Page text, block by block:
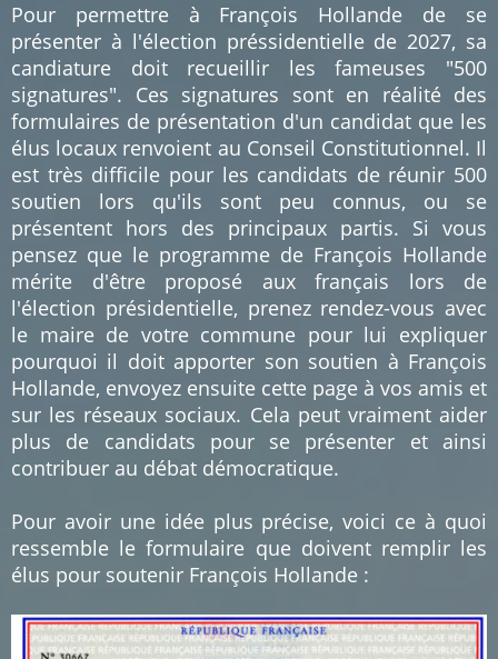
Pour permettre à François Hollande de se
présenter à l'élection préssidentielle de 2027, sa
candiature doit recueillir les fameuses "500
signatures". Ces signatures sont en réalité des
formulaires de présentation d'un candidat que les
élus locaux renvoient au Conseil Constitutionnel. Il
est très difficile pour les candidats de réunir 500
soutien lors qu'ils sont peu connus, ou se
présentent hors des principaux partis. Si vous
pensez que le programme de François Hollande
mérite d'être proposé aux français lors de
l'élection présidentielle, prenez rendez-vous avec
le maire de votre commune pour lui expliquer
pourquoi il doit apporter son soutien à François
Hollande, envoyez ensuite cette page à vos amis et
sur les réseaux sociaux. Cela peut vraiment aider
plus de candidats pour se présenter et ainsi
contribuer au débat démocratique.
Pour avoir une idée plus précise, voici ce à quoi
ressemble le formulaire que doivent remplir les
élus pour soutenir François Hollande :